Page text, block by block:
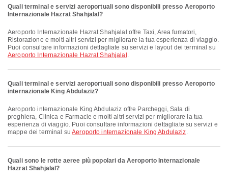
Quali terminal e servizi aeroportuali sono disponibili presso Aeroporto
Internazionale Hazrat Shahjalal?
Aeroporto Internazionale Hazrat Shahjalal offre Taxi, Area fumatori,
Ristorazione e molti altri servizi per migliorare la tua esperienza di viaggio.
Puoi consultare informazioni dettagliate su servizi e layout dei terminal su
Aeroporto Internazionale Hazrat Shahjalal .
Quali terminal e servizi aeroportuali sono disponibili presso Aeroporto
internazionale King Abdulaziz?
Aeroporto internazionale King Abdulaziz offre Parcheggi, Sala di
preghiera, Clinica e Farmacie e molti altri servizi per migliorare la tua
esperienza di viaggio. Puoi consultare informazioni dettagliate su servizi e
mappe dei terminal suAeroporto internazionale King Abdulaziz.
Quali sono le rotte aeree più popolari da Aeroporto Internazionale
Hazrat Shahjalal?